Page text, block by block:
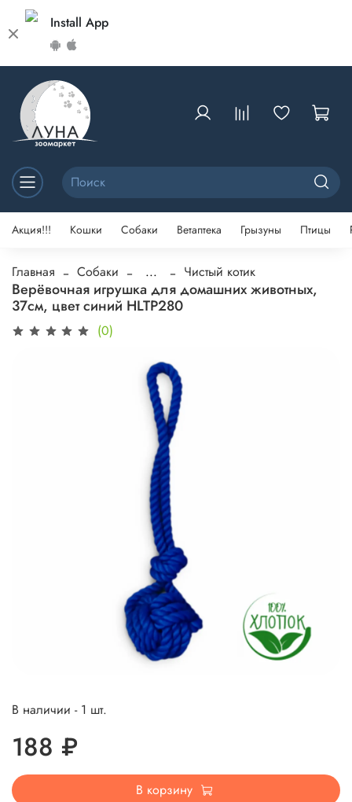
Install App
Акция!!! Кошки Собаки Ветаптека Грызуны Птицы
Главная Собаки ... Чистый котик
Верёвочная игрушка для домашних животных,
37см, цвет синий HLTP280
(0)
В наличии - 1 шт.
188 ₽
В корзину